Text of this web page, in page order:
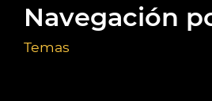
Navegación
Temas